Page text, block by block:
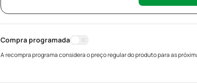
Compra programada
A recompra programa considera o preço regular do produto para as